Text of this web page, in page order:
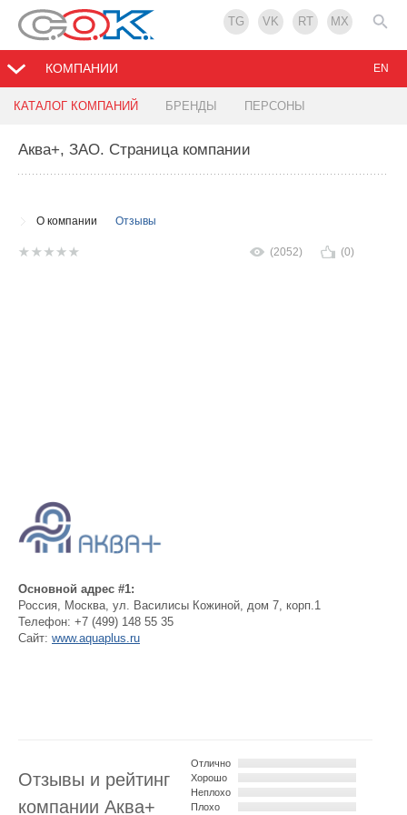
TG VK RT MX
КОМПАНИИ
КАТАЛОГ КОМПАНИЙ БРЕНДЫ ПЕРСОНЫ
EN
Аква+, ЗАО. Страница компании
О компании Отзывы
(2052) (0)
Основной адрес #1:
Россия, Москва, ул. Василисы Кожиной, дом 7, корп.1
Телефон: +7 (499) 148 55 35
Сайт: www.aquaplus.ru
Отлично
Хорошо
Неплохо
Плохо
Отзывы и рейтинг
компании Аква+